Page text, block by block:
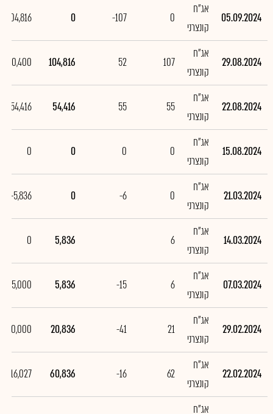
05.09.2024
אג"ח
קונצרני
0
-107
0
-104,816
29.08.2024
אג"ח
קונצרני
107
52
104,816
50,400
22.08.2024
אג"ח
קונצרני
55
55
54,416
54,416
15.08.2024
אג"ח
קונצרני
0
0
0
0
21.03.2024
אג"ח
קונצרני
0
-6
0
-5,836
14.03.2024
אג"ח
קונצרני
6
5,836
0
07.03.2024
אג"ח
קונצרני
6
-15
5,836
-15,000
29.02.2024
אג"ח
קונצרני
21
-41
20,836
-40,000
22.02.2024
אג"ח
קונצרני
62
-16
60,836
-16,027
אג"ח